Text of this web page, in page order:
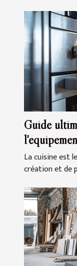
Guide
La cuisine est
création et de